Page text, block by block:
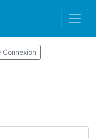
Connexion